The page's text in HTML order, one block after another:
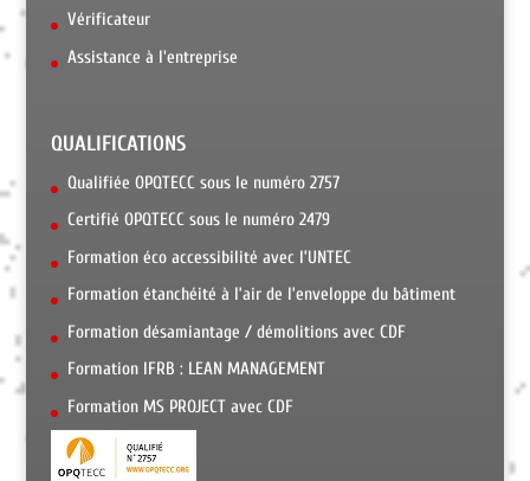
Vérificateur
Assistance à l'entreprise
QUALIFICATIONS
Qualifiée OPQTECC sous le numéro 2757
Certifié OPQTECC sous le numéro 2479
Formation éco accessibilité avec l’UNTEC
Formation étanchéité à l’air de l’enveloppe du bâtiment
Formation désamiantage / démolitions avec CDF
Formation IFRB : LEAN MANAGEMENT
Formation MS PROJECT avec CDF